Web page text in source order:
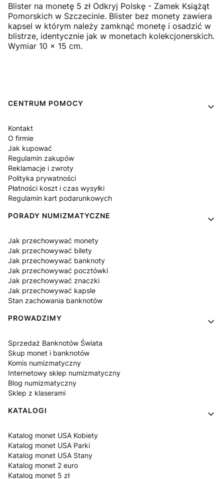
Blister na monetę 5 zł Odkryj Polskę - Zamek Książąt
Pomorskich w Szczecinie. Blister bez monety zawiera
kapsel w którym należy zamknąć monetę i osadzić w
blistrze, identycznie jak w monetach kolekcjonerskich.
Wymiar 10 x 15 cm.
Linki w stopce
CENTRUM POMOCY
Kontakt
O firmie
Jak kupować
Regulamin zakupów
Reklamacje i zwroty
Polityka prywatności
Płatności koszt i czas wysyłki
Regulamin kart podarunkowych
PORADY NUMIZMATYCZNE
Jak przechowywać monety
Jak przechowywać bilety
Jak przechowywać banknoty
Jak przechowywać pocztówki
Jak przechowywać znaczki
Jak przechowywać kapsle
Stan zachowania banknotów
PROWADZIMY
Sprzedaż Banknotów Świata
Skup monet i banknotów
Komis numizmatyczny
Internetowy sklep numizmatyczny
Blog numizmatyczny
Sklep z klaserami
KATALOGI
Katalog monet USA Kobiety
Katalog monet USA Parki
Katalog monet USA Stany
Katalog monet 2 euro
Katalog monet 5 zł